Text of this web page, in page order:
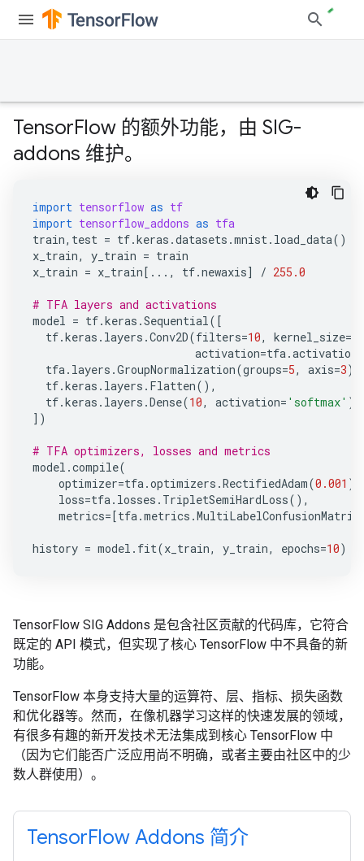
TensorFlow 的额外功能，由 SIG-
addons 维护。
import tensorflow as tf
import tensorflow_addons as tfa
train, test = tf.keras .datasets .mnist. load_data()
x_train, y_train = train
x_train = x_train[ ... , tf.newaxis] / 255.0
# TFA layers and activations
model = tf.keras .Sequential([
tf.keras . layers .Conv2D(filters=10, kernel_size=
activation=tfa.activations
tfa. layers .GroupNormalization(groups=5, axis=3),
tf.keras . layers . Flatten(),
tf.keras . layers .Dense(10, activation= 'softmax' )
])
# TFA optimizers, losses and metrics
model .compile(
optimizer=tfa.optimizers .RectifiedAdam(0.001 ),
loss=tfa. losses . TripletSemiHardLoss(),
metrics=[tfa.metrics .MultiLabelConfusionMatrix
history = model . fit(x_train, y_train, epochs=10)
TensorFlow SIG Addons 是包含社区贡献的代码库，它符合
既定的 API 模式，但实现了核心 TensorFlow 中不具备的新
功能。
TensorFlow 本身支持大量的运算符、层、指标、损失函数
和优化器等。然而，在像机器学习这样的快速发展的领域，
有很多有趣的新开发技术无法集成到核心 TensorFlow 中
（因为它们能否广泛应用尚不明确，或者主要由社区中的少
数人群使用）。
TensorFlow Addons 简介